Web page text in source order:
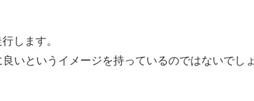
します。
いというイメージを持っているのではないでしょ